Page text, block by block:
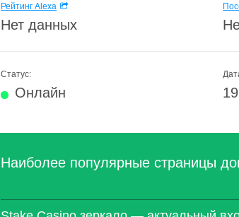
Рейтинг Alexa
Нет данных
Статус:
Онлайн
Наиболее популярные страницы